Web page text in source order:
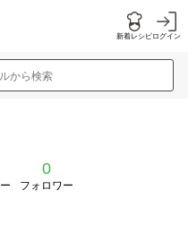
新着レシピログイン
から検索
0
フォロワー